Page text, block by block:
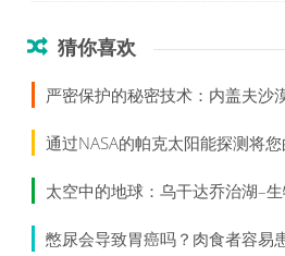
猜你喜欢
憋尿会导致胃癌吗？肉食者容易